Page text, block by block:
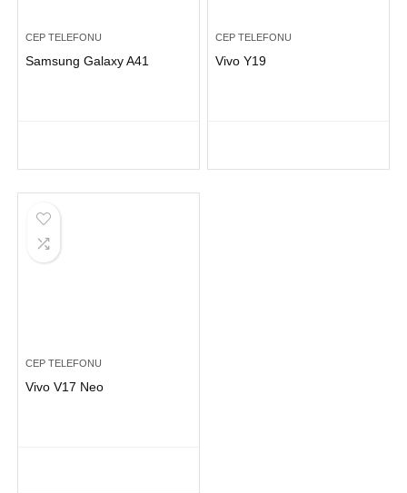
CEP TELEFONU
Samsung Galaxy A41
CEP TELEFONU
Vivo Y19
CEP TELEFONU
Vivo V17 Neo